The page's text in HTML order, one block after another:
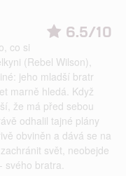
6.5/10
co si
(Rebel Wilson),
jeho mladší bratr
marně hledá. Když
že má před sebou
odhalil tajné plány
obviněn a dává se na
svět, neobejde
bratra.